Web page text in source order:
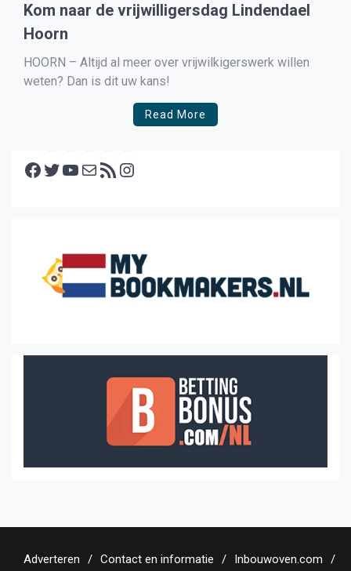
Kom naar de vrijwilligersdag Lindendael
Hoorn
HOORN – Altijd al meer over vrijwilkigerswerk willen
weten? Dan is dit uw kans!
Read More
Facebook Twitter YouTube E-mail RSS feed
Adverteren Contact en informatie Inbouwoven.com